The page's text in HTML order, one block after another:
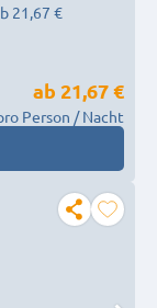
21,67 €
ab 21,67 €
Person / Nacht